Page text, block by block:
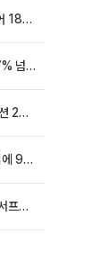
스페이스X 주가 반등에 관련주 ‘껑충’⋯스피어 18%ㆍ에이치브이엠 12%↑
반도체 온기 탄 2차전지...삼성SDI, 장 초반 7% 넘게 껑충
美 태양광 관세 반사이익 기대감에 한화솔루션 20%대·OCI홀딩스 14%대 급등
포스코퓨처엠, 19만톤 LFP 양극재 공급 합의에 9%대 강세
고려아연, 106분기 연속 흑자...2분기 '어닝 서프라이즈'에 장 초반 12%대 강세